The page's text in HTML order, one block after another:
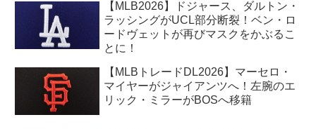
【MLB2026】ドジャース、ダルトン・
ラッシングがUCL部分断裂！ベン・ロ
ードヴェットが再びマスクをかぶるこ
とに！
【MLBトレードDL2026】マーセロ・
マイヤーがジャイアンツへ！左腕のエ
リック・ミラーがBOSへ移籍